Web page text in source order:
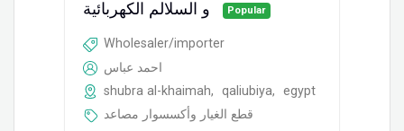
و السلالم الكهربائية
Popular
Wholesaler/importer
احمد عباس
shubra al-khaimah, qaliubiya,
egypt
قطع الغيار وأكسسوار مصاعد